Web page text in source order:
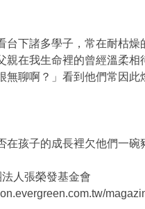
台下諸多學子，常在耐枯燥
親在我生命裡的曾經溫柔相
無聊啊？」看到他們常因此
在孩子的成長裡欠他們一碗
人張榮發基金會